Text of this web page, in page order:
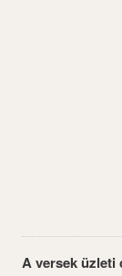
A versek üzleti